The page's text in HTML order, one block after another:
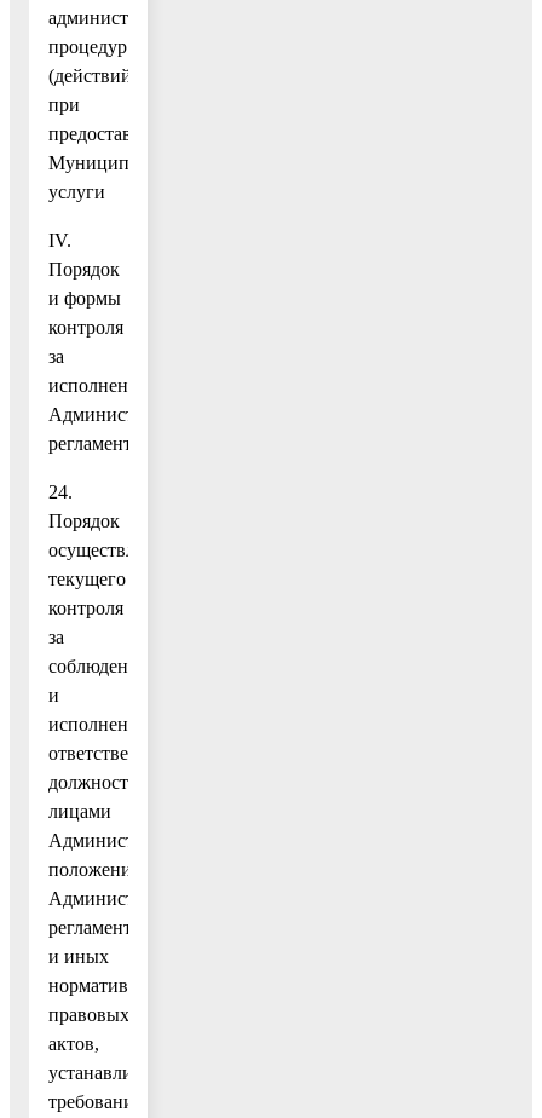
административных
процедур
(действий)
при
предоставлении
Муниципальной
услуги
IV.
Порядок
и формы
контроля
за
исполнением
Административного
регламента
24.
Порядок
осуществления
текущего
контроля
за
соблюдением
и
исполнением
ответственными
должностными
лицами
Администрации
положений
Административного
регламента
и иных
нормативных
правовых
актов,
устанавливающих
требования